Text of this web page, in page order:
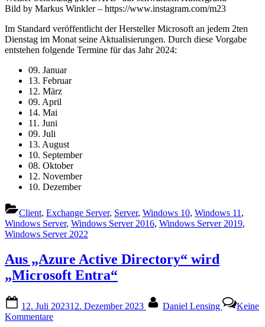
Microsoft
2024
Bild by Markus Winkler – https://www.instagram.com/m23
Im Standard veröffentlicht der Hersteller Microsoft an jedem 2ten
Dienstag im Monat seine Aktualisierungen. Durch diese Vorgabe
entstehen folgende Termine für das Jahr 2024:
09. Januar
13. Februar
12. März
09. April
14. Mai
11. Juni
09. Juli
13. August
10. September
08. Oktober
12. November
10. Dezember
Client, Exchange Server, Server, Windows 10, Windows 11,
Windows Server, Windows Server 2016, Windows Server 2019,
Windows Server 2022
Aus „Azure Active Directory“ wird
„Microsoft Entra“
on
12. Juli 202312. Dezember 2023 Daniel Lensing
Keine
Kommentarezu